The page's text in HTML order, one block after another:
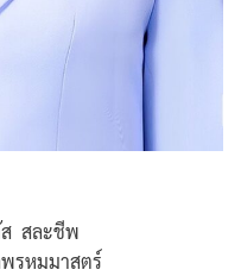
ส สละชีพ
รหมมาสตร์